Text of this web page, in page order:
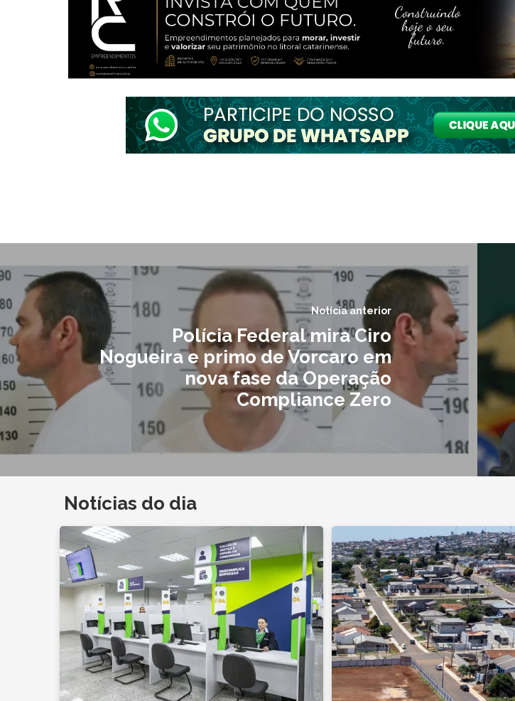
Notícia anterior
Polícia Federal mira Ciro
Nogueira e primo de Vorcaro em
nova fase da Operação
Compliance Zero
Notícias do dia